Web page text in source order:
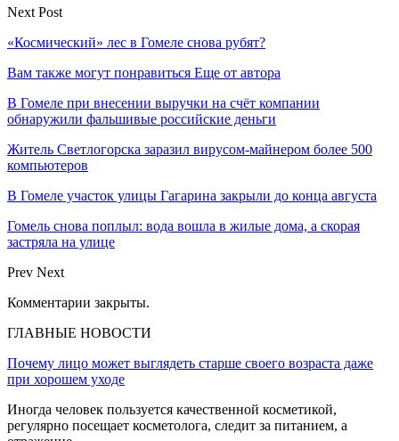
Next Post
«Космический» лес в Гомеле снова рубят?
Вам также могут понравиться Еще от автора
В Гомеле при внесении выручки на счёт компании
обнаружили фальшивые российские деньги
Житель Светлогорска заразил вирусом-майнером более 500
компьютеров
В Гомеле участок улицы Гагарина закрыли до конца августа
Гомель снова поплыл: вода вошла в жилые дома, а скорая
застряла на улице
Prev Next
Комментарии закрыты.
ГЛАВНЫЕ НОВОСТИ
Почему лицо может выглядеть старше своего возраста даже
при хорошем уходе
Иногда человек пользуется качественной косметикой,
регулярно посещает косметолога, следит за питанием, а